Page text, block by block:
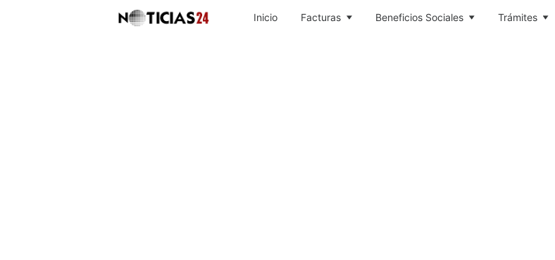
Inicio Facturas Beneficios Sociales Trámites